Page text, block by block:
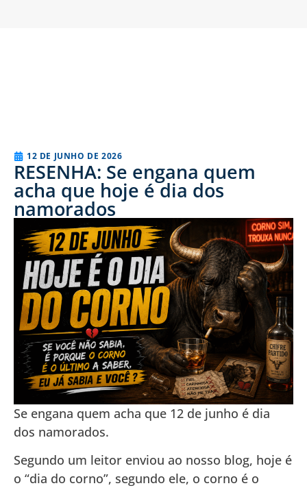
12 DE JUNHO DE 2026
RESENHA: Se engana quem
acha que hoje é dia dos
namorados
Se engana quem acha que 12 de junho é dia
dos namorados.
Segundo um leitor enviou ao nosso blog, hoje é
o “dia do corno”, segundo ele, o corno é o